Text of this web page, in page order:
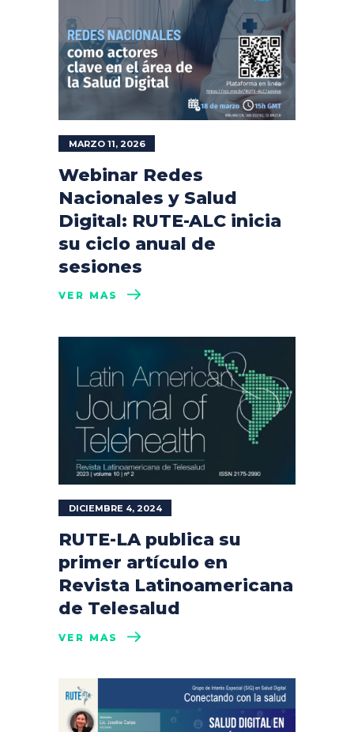
MARZO 11, 2026
Webinar Redes
Nacionales y Salud
Digital: RUTE-ALC inicia
su ciclo anual de
sesiones
VER MÁS
DICIEMBRE 4, 2024
RUTE-LA publica su
primer artículo en
Revista Latinoamericana
de Telesalud
VER MÁS